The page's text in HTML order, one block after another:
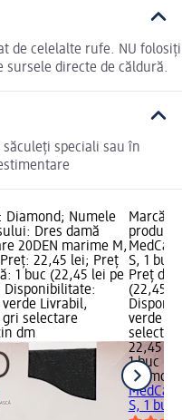
de celelalte rufe. NU folosiți
directe de căldură.
speciali sau în
Diamond; Numele
Dres damă
20DEN marime M,
22,45 lei; Preț
1 buc (22,45 lei pe
Disponibilitate:
verde Livrabil,
gri selectare
dm
Marcă:
S, 1
Preț de
(22,45
verde
22,45 lei
1 buc
Diamond
S, 1 buc